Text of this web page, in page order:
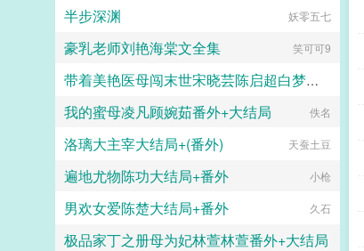
半步深渊 妖零五七
豪乳老师刘艳海棠文全集 笑可可9
带着美艳医母闯末世宋晓芸陈启超白梦胧番外+大结局
画纯爱的JIN
我的蜜母凌凡顾婉茹番外+大结局 佚名
洛璃大主宰大结局+(番外) 天蚕土豆
遍地尤物陈功大结局+番外 小枪
男欢女爱陈楚大结局+番外 久石
极品家丁之册母为妃林萱林萱番外+大结局